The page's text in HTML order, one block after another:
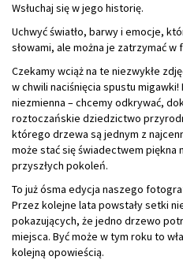
Wsłuchaj się w jego historię.
Uchwyć światło, barwy i emocje,
słowami, ale można je zatrzymać w
Czekamy wciąż na te niezwykłe
w chwili naciśnięcia spustu
niezmienna – chcemy odkrywać,
roztoczańskie dziedzictwo
którego drzewa są jednym z
może stać się świadectwem piękna
przyszłych pokoleń.
To już ósma edycja naszego
Przez kolejne lata powstały setki
pokazujących, że jedno drzewo
miejsca. Być może w tym roku to
kolejną opowieścią.